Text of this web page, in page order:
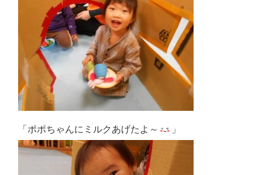
「ポポちゃんにミルクあげたよ～ 」